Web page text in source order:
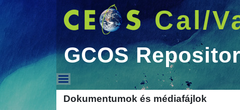
Cal/
GCOS
GCOS Repository
Dokumentumok és médiafájlok